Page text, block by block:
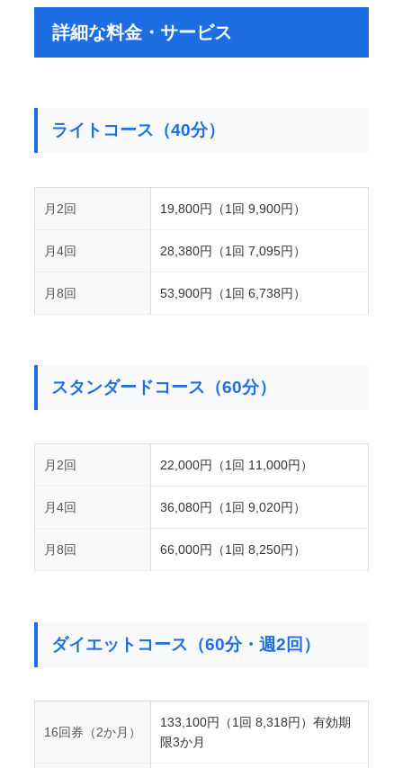
詳細な料金・サービス
ライトコース（40分）
月2回 19,800円（1回 9,900円）
月4回 28,380円（1回 7,095円）
月8回 53,900円（1回 6,738円）
スタンダードコース（60分）
月2回 22,000円（1回 11,000円）
月4回 36,080円（1回 9,020円）
月8回 66,000円（1回 8,250円）
ダイエットコース（60分・週2回）
16回券（2か月）
133,100円（1回 8,318円）有効期
限3か月